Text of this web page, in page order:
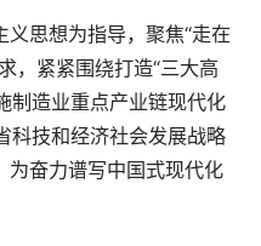
思想为指导，聚焦“走在
，紧紧围绕打造“三大高
制造业重点产业链现代化
科技和经济社会发展战略
为奋力谱写中国式现代化